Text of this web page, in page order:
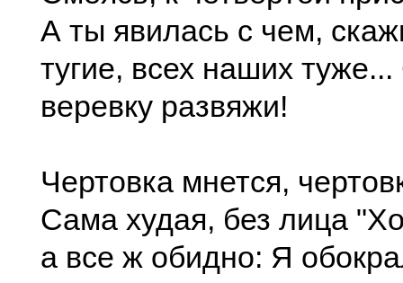
А ты явилась с чем,
тугие, всех наших
веревку развяжи!
Чертовка мнется,
Сама худая, без лица
а все ж обидно: Я